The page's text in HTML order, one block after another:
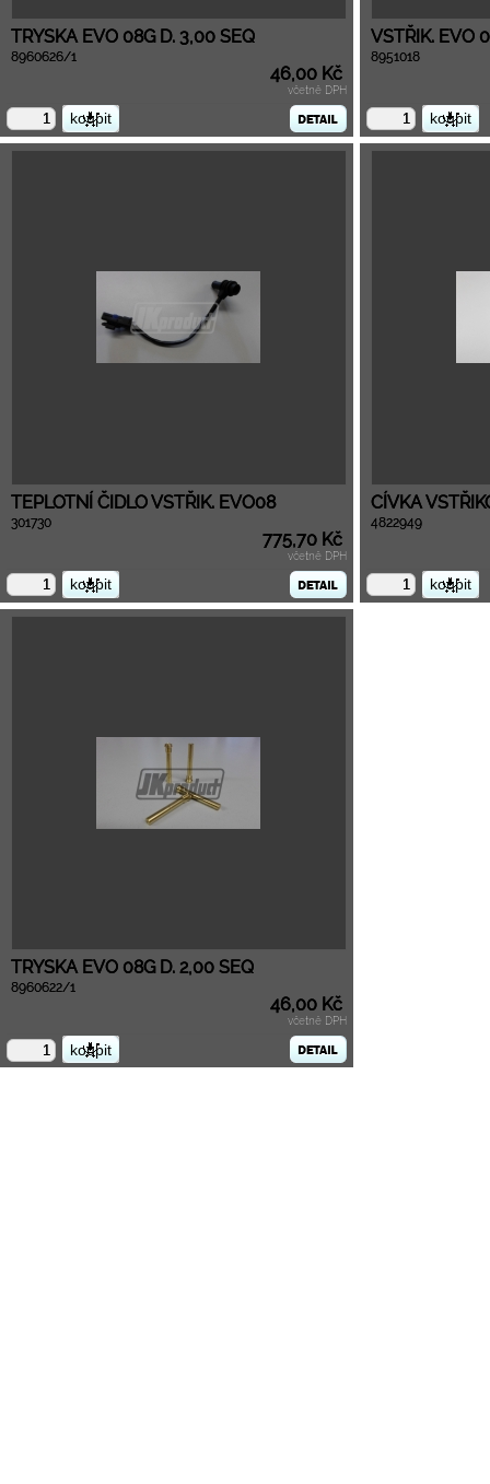
TRYSKA EVO 08G D. 3,00 SEQ
8960626/1
46,00 Kč
včetně DPH
VSTŘIK. EVO
8951018
TEPLOTNÍ ČIDLO VSTŘIK. EVO08
301730
775,70 Kč
včetně DPH
CÍVKA
4822949
TRYSKA EVO 08G D. 2,00 SEQ
8960622/1
46,00 Kč
včetně DPH